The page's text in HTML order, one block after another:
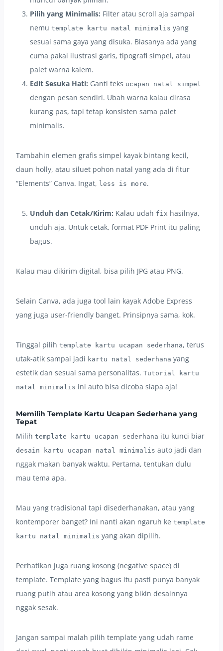
Pilih yang Minimalis: Filter atau scroll aja sampai
nemu template kartu natal minimalis yang
sesuai sama gaya yang disuka. Biasanya ada yang
cuma pakai ilustrasi garis, tipografi simpel, atau
palet warna kalem.
Edit Sesuka Hati: Ganti teks ucapan natal simpel
dengan pesan sendiri. Ubah warna kalau dirasa
kurang pas, tapi tetap konsisten sama palet
minimalis.
Tambahin elemen grafis simpel kayak bintang kecil,
daun holly, atau siluet pohon natal yang ada di fitur
“Elements” Canva. Ingat, less is more.
Unduh dan Cetak/Kirim: Kalau udah fix hasilnya,
unduh aja. Untuk cetak, format PDF Print itu paling
bagus.
Kalau mau dikirim digital, bisa pilih JPG atau PNG.
Selain Canva, ada juga tool lain kayak Adobe Express
yang juga user-friendly banget. Prinsipnya sama, kok.
Tinggal pilih template kartu ucapan sederhana, terus
utak-atik sampai jadi kartu natal sederhana yang
estetik dan sesuai sama personalitas. Tutorial kartu
natal minimalis ini auto bisa dicoba siapa aja!
Memilih Template Kartu Ucapan Sederhana yang
Tepat
Milih template kartu ucapan sederhana itu kunci biar
desain kartu ucapan natal minimalis auto jadi dan
nggak makan banyak waktu. Pertama, tentukan dulu
mau tema apa.
Mau yang tradisional tapi disederhanakan, atau yang
kontemporer banget? Ini nanti akan ngaruh ke template
kartu natal minimalis yang akan dipilih.
Perhatikan juga ruang kosong (negative space) di
template. Template yang bagus itu pasti punya banyak
ruang putih atau area kosong yang bikin desainnya
nggak sesak.
Jangan sampai malah pilih template yang udah rame